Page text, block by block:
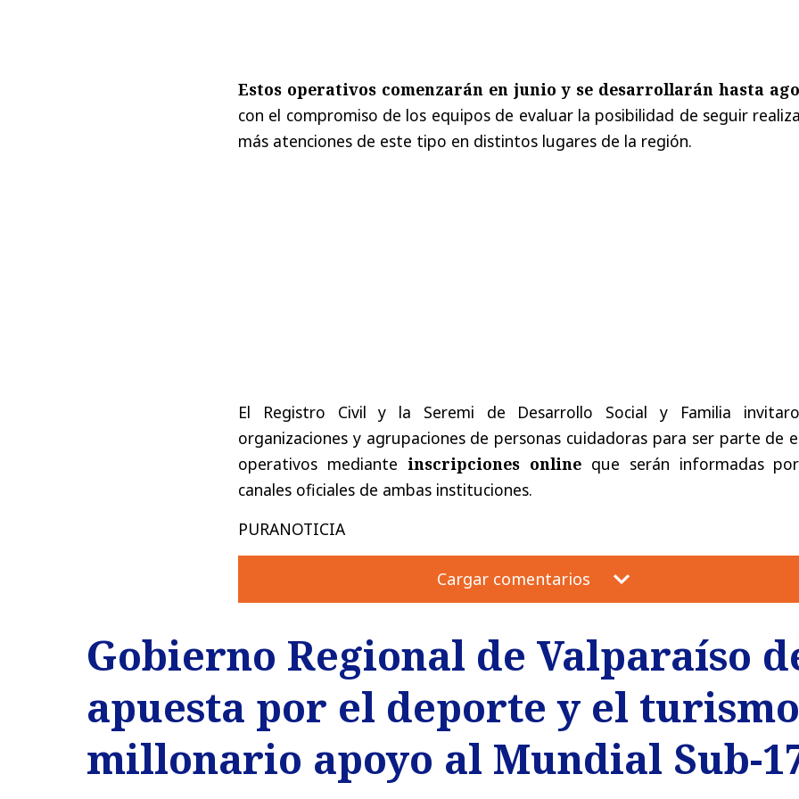
Estos operativos comenzarán en junio y se desarrollarán hasta
con el compromiso de los equipos de evaluar la posibilidad de seguir
más atenciones de este tipo en distintos lugares de la región.
El Registro Civil y la Seremi de Desarrollo Social y Familia
organizaciones y agrupaciones de personas cuidadoras para ser parte de
operativos mediante inscripciones online que serán informadas
canales oficiales de ambas instituciones.
PURANOTICIA
Cargar comentarios
Gobierno Regional de Valparaíso
apuesta por el deporte y el
millonario apoyo al Mundial Sub-